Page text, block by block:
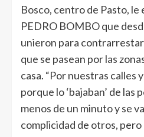
Bosco, centro de Pasto,
PEDRO BOMBO que
unieron para
que se pasean por las
casa. “Por nuestras calles
porque lo ‘bajaban’ de las
menos de un minuto y se
complicidad de otros, pero